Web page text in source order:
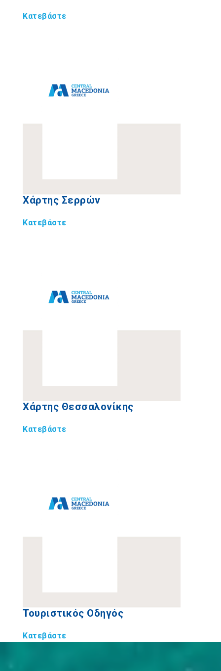
Κατεβάστε
Χάρτης Σερρών
Κατεβάστε
Χάρτης Θεσσαλονίκης
Κατεβάστε
Τουριστικός Οδηγός
Κατεβάστε